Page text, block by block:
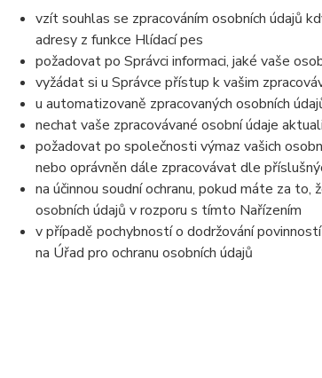
vzít souhlas se zpracováním osobních údajů
adresy z funkce Hlídací pes
požadovat po Správci informaci, jaké vaše
vyžádat si u Správce přístup k vašim
u automatizovaně zpracovaných osobních
nechat vaše zpracovávané osobní údaje
požadovat po společnosti výmaz vašich
nebo oprávněn dále zpracovávat dle
na účinnou soudní ochranu, pokud máte za
osobních údajů v rozporu s tímto Nařízením
v případě pochybností o dodržování
na Úřad pro ochranu osobních údajů